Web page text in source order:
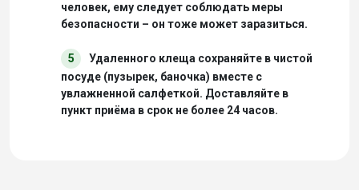
человек, ему следует соблюдать меры
безопасности – он тоже может заразиться.
5
Удаленного клеща сохраняйте в чистой
посуде (пузырек, баночка) вместе с
увлажненной салфеткой. Доставляйте в
пункт приёма в срок не более 24 часов.